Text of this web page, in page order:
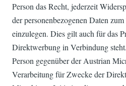
Person das Recht, jederzeit
der personenbezogenen Daten
einzulegen. Dies gilt auch für das
Direktwerbung in Verbindung
Person gegenüber der Austrian
Verarbeitung für Zwecke der